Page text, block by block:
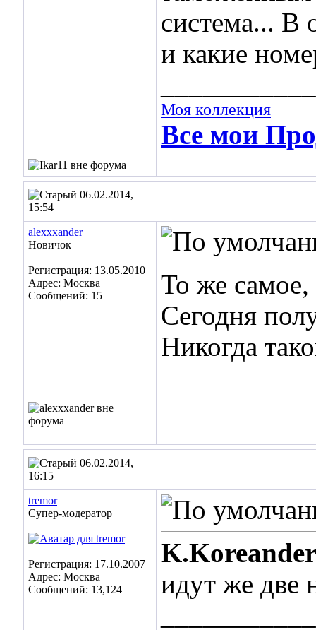
система... В
и какие
Моя коллекция
Все мои
06.02.2014,
15:54
alexxxander
Новичок
Регистрация: 13.05.2010
Адрес: Москва
Сообщений: 15
То же самое,
Сегодня
Никогда
06.02.2014,
16:15
tremor
Супер-модератор
Регистрация: 17.10.2007
Адрес: Москва
Сообщений: 13,124
K.Koreander
идут же две